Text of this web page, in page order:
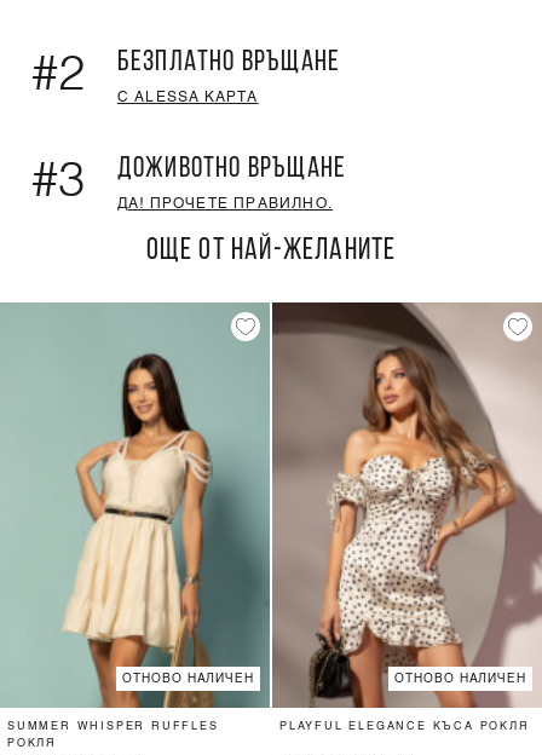
#2 БЕЗПЛАТНО ВРЪЩАНЕ
С ALESSA КАРТА
#3 ДОЖИВОТНО ВРЪЩАНЕ
ДА! ПРОЧЕТЕ ПРАВИЛНО.
ОЩЕ ОТ НАЙ-ЖЕЛАНИТЕ
ОТНОВО НАЛИЧЕН
SUMMER WHISPER RUFFLES
РОКЛЯ
ОТНОВО НАЛИЧЕН
PLAYFUL ELEGANCE КЪСА РОКЛЯ